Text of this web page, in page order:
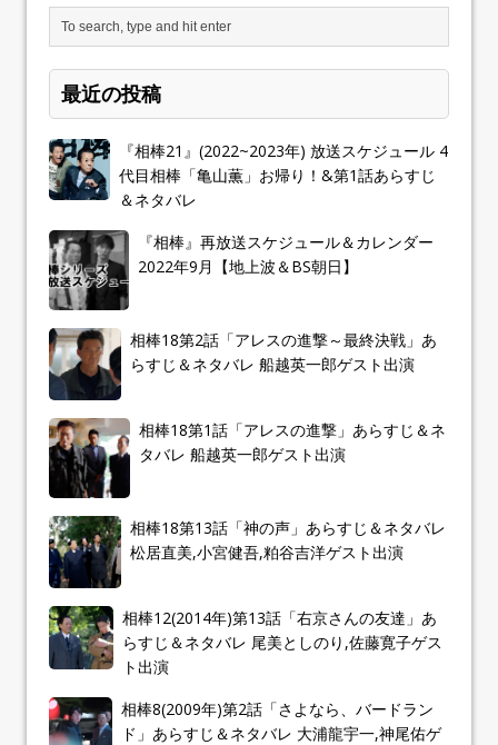
最近の投稿
『相棒21』(2022~2023年) 放送スケジュール 4
代目相棒「亀山薫」お帰り！&第1話あらすじ
＆ネタバレ
『相棒』再放送スケジュール＆カレンダー
2022年9月【地上波＆BS朝日】
相棒18第2話「アレスの進撃～最終決戦」あ
らすじ＆ネタバレ 船越英一郎ゲスト出演
相棒18第1話「アレスの進撃」あらすじ＆ネ
タバレ 船越英一郎ゲスト出演
相棒18第13話「神の声」あらすじ＆ネタバレ
松居直美,小宮健吾,粕谷吉洋ゲスト出演
相棒12(2014年)第13話「右京さんの友達」あ
らすじ＆ネタバレ 尾美としのり,佐藤寛子ゲス
ト出演
相棒8(2009年)第2話「さよなら、バードラン
ド」あらすじ＆ネタバレ 大浦龍宇一,神尾佑ゲ